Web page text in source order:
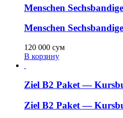
Menschen
Menschen
120 000 сум
В корзину
Ziel B2 Paket —
Ziel B2 Paket —